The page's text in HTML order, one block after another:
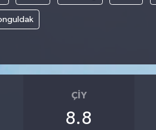
ÇIY
8.8